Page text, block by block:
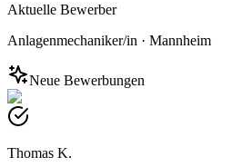
Aktuelle Bewerber
Anlagenmechaniker/in · Mannheim
Neue Bewerbungen
Thomas K.